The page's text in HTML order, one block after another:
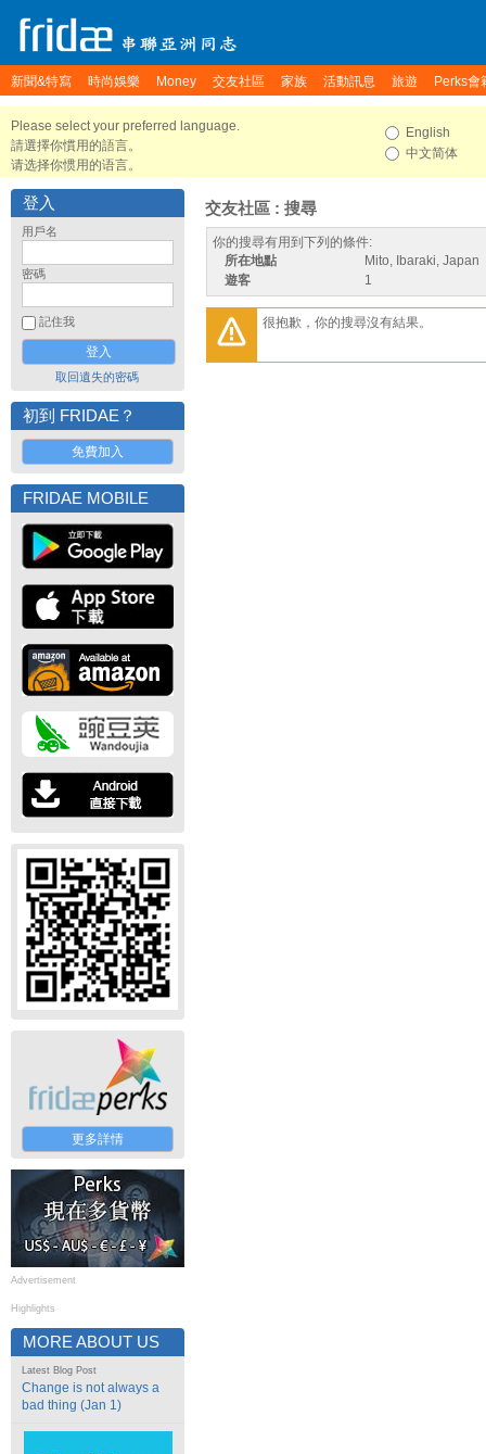
新聞&特寫 時尚娛樂 Money 交友社區 家族 活動訊息 旅遊 Perks會
Please select your preferred language.
請選擇你慣用的語言。
请选择你惯用的语言。
English
中文简体
登入
用戶名
密碼
記住我
取回遺失的密碼
初到 FRIDAE？
免費加入
FRIDAE MOBILE
更多詳情
Advertisement
Highlights
MORE ABOUT US
Latest Blog Post
Change is not always a
bad thing (Jan 1)
交友社區 : 搜尋
你的搜尋有用到下列的條件:
所在地點
Mito, Ibaraki, Japan
遊客
1
很抱歉，你的搜尋沒有結果。